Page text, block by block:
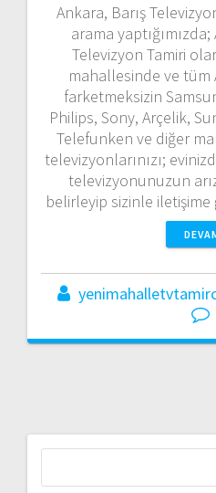
Ankara, Barış
arama
Televizyon Tamiri
mahallesinde ve tüm
farketmeksizin
Philips, Sony, Arçelik,
Telefunken ve diğer
televizyonlarınızı;
televizyonunuzun
belirleyip sizinle